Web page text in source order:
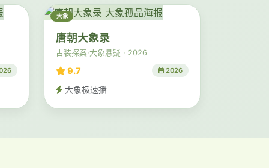
大象
唐朝大象录
古装探案·大象悬疑 · 2026
9.7 2026
大象极速播